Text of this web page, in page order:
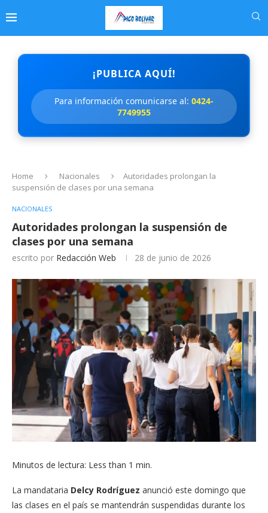
¡PUBLICA AQUÍ!
Para información comunicarse al: 0424-
7749955
Home Nacionales
Autoridades prolongan la
suspensión de clases por una semana
NACIONALES
Autoridades prolongan la suspensión de
clases por una semana
escrito por Redacción Web 28 de junio de 2026
Minutos de lectura: Less than 1 min.
La mandataria Delcy Rodríguez anunció este domingo que
las clases en el país se mantendrán suspendidas durante los